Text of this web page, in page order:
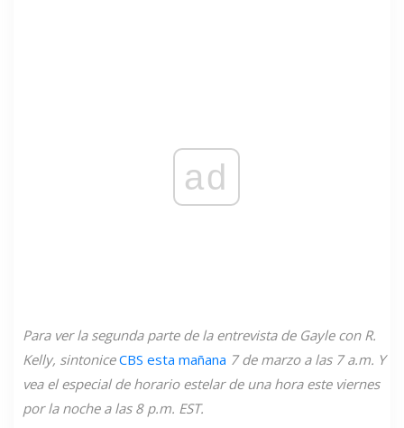
ad
Para ver la segunda parte de la entrevista de Gayle con R.
Kelly, sintonice CBS esta mañana 7 de marzo a las 7 a.m. Y
vea el especial de horario estelar de una hora este viernes
por la noche a las 8 p.m. EST.